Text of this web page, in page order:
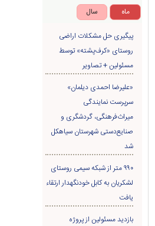
ماه
سال
پیگیری حل مشکلات اراضی
روستای «کرف‌پشته» توسط
مسئولین + تصاویر
«علیرضا احمدی دیلمان»
سرپرست نمایندگی
میراث‌فرهنگی، گردشگری و
صنایع‌دستی شهرستان سیاهکل
شد
۹۹۰ متر از شبکه سیمی روستای
لشکریان به کابل خودنگهدار ارتقاء
یافت
بازدید مسئولین از پروژه